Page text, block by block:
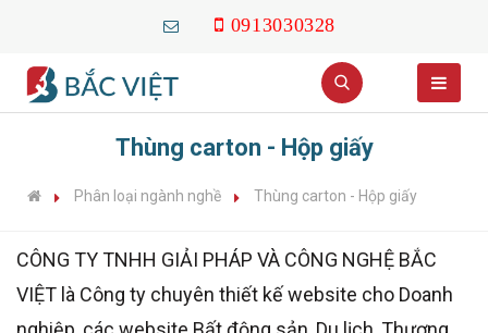
0913030328
Thùng carton - Hộp giấy
Phân loại ngành nghề Thùng carton - Hộp giấy
CÔNG TY TNHH GIẢI PHÁP VÀ CÔNG NGHỆ BẮC
VIỆT là Công ty chuyên thiết kế website cho Doanh